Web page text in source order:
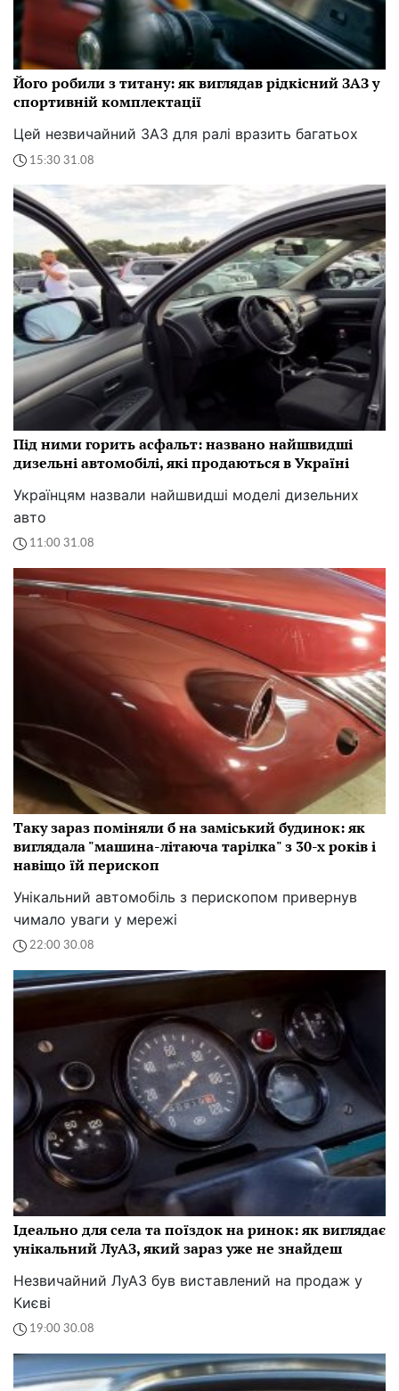
Його робили з титану: як виглядав рідкісний ЗАЗ у
спортивній комплектації
Цей незвичайний ЗАЗ для ралі вразить багатьох
15:30 31.08
Під ними горить асфальт: названо найшвидші
дизельні автомобілі, які продаються в Україні
Українцям назвали найшвидші моделі дизельних
авто
11:00 31.08
Таку зараз поміняли б на заміський будинок: як
виглядала "машина-літаюча тарілка" з 30-х років і
навіщо їй перископ
Унікальний автомобіль з перископом привернув
чимало уваги у мережі
22:00 30.08
Ідеально для села та поїздок на ринок: як виглядає
унікальний ЛуАЗ, який зараз уже не знайдеш
Незвичайний ЛуАЗ був виставлений на продаж у
Києві
19:00 30.08